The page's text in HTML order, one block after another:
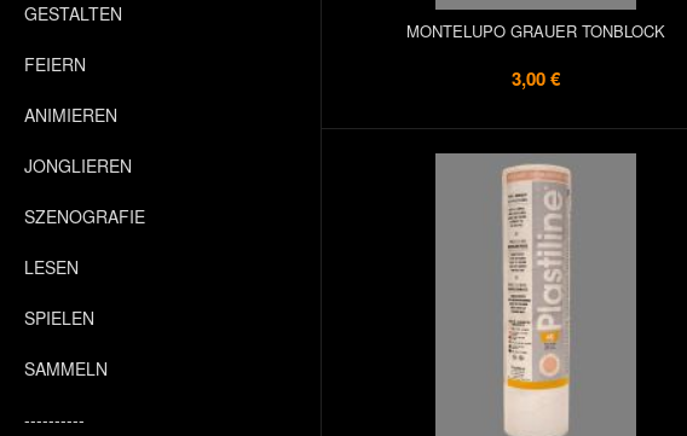
GESTALTEN
FEIERN
ANIMIEREN
JONGLIEREN
SZENOGRAFIE
LESEN
SPIELEN
SAMMELN
----------
MONTELUPO GRAUER TONBLOCK
3,00 €